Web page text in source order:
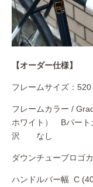
【オーダー仕様】
フレームサイズ：520
フレームカラー /
ホワイト） Bパー
沢 なし
ダウンチューブ
ハンドルバー幅 C